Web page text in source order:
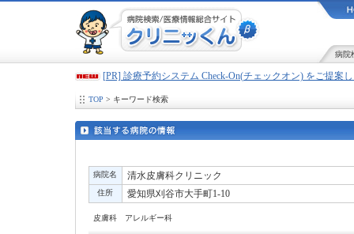
病院
[PR] 診療予約システム Check-On(チェックオン) をご提案
TOP > キーワード検索
病院名 清水皮膚科クリニック
住所 愛知県刈谷市大手町1-10
皮膚科 アレルギー科